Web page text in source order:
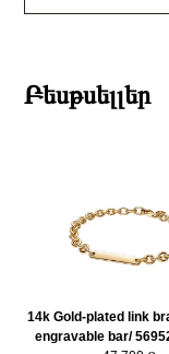
Բեսթսելլեր
14k Gold-plated link
engravable bar/